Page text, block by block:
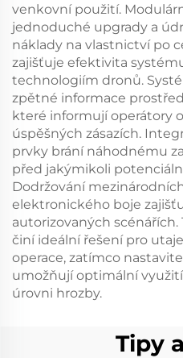
venkovní použití.
jednoduché upgrady a
náklady na vlastnictví po
zajišťuje efektivita
technologiím dronů.
zpětné informace
které informují operátory
úspěšných zásazích.
prvky brání náhodnému
před jakýmikoli
Dodržování
elektronického boje
autorizovaných scénářích.
činí ideální řešení pro
operace, zatímco
umožňují optimální
úrovni hrozby.
Tipy